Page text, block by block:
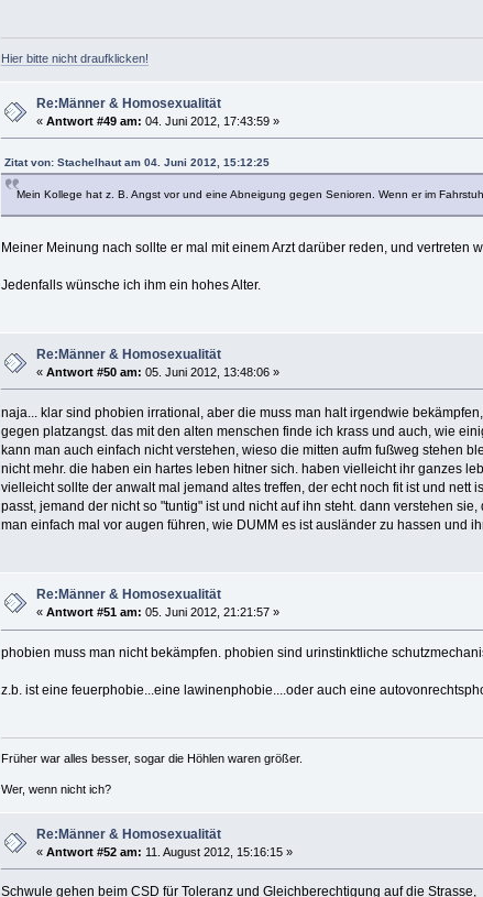
Hier bitte nicht draufklicken!
Re:Männer & Homosexualität
«Antwort #49 am: 04. Juni 2012, 17:43:59 »
Zitat von: Stachelhaut am 04. Juni 2012, 15:12:25
Mein Kollege hat z. B. Angst vor und eine Abneigung gegen Senioren. Wenn er im
Meiner Meinung nach sollte er mal mit einem Arzt darüber reden, und vertreten
Jedenfalls wünsche ich ihm ein hohes Alter.
Re:Männer & Homosexualität
«Antwort #50 am: 05. Juni 2012, 13:48:06 »
naja... klar sind phobien irrational, aber die muss man halt irgendwie
gegen platzangst. das mit den alten menschen finde ich krass und auch, wie
kann man auch einfach nicht verstehen, wieso die mitten aufm fußweg stehen
nicht mehr. die haben ein hartes leben hitner sich. haben vielleicht ihr ganzes
vielleicht sollte der anwalt mal jemand altes treffen, der echt noch fit ist und
passt, jemand der nicht so "tuntig" ist und nicht auf ihn steht. dann verstehen
man einfach mal vor augen führen, wie DUMM es ist ausländer zu hassen und
Re:Männer & Homosexualität
«Antwort #51 am: 05. Juni 2012, 21:21:57 »
phobien muss man nicht bekämpfen. phobien sind urinstinktliche
z.b. ist eine feuerphobie...eine lawinenphobie....oder auch eine
Früher war alles besser, sogar die Höhlen waren größer.
Wer, wenn nicht ich?
Re:Männer & Homosexualität
«Antwort #52 am: 11. August 2012, 15:16:15 »
Schwule gehen beim CSD für Toleranz und Gleichberechtigung auf die Strasse,